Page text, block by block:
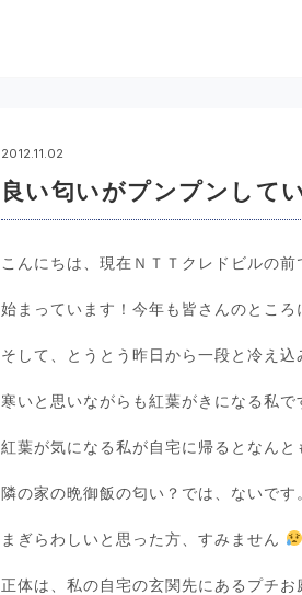
2012.11.02
良い匂いがプンプンして
こんにちは、現在ＮＴＴクレドビルの
始まっています！今年も皆さんのとこ
そして、とうとう昨日から一段と冷え込
寒いと思いながらも紅葉がきになる私で
紅葉が気になる私が自宅に帰るとなんと
隣の家の晩御飯の匂い？では、ないです
まぎらわしいと思った方、すみません
正体は、私の自宅の玄関先にあるプチ